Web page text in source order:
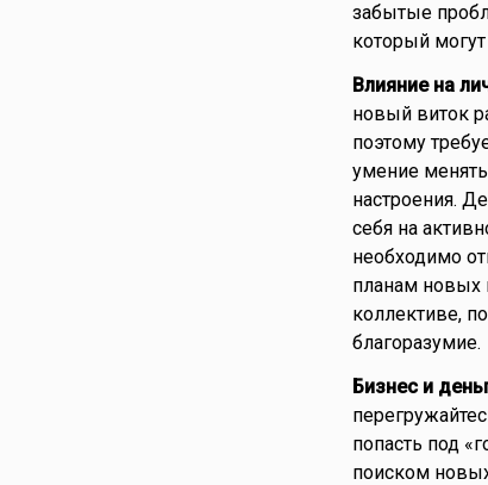
забытые
который
Влияние на
новый виток
поэтому
умение
настроения.
себя на
необходимо
планам новых
коллективе,
благоразумие.
Бизнес и
попасть под
поиском